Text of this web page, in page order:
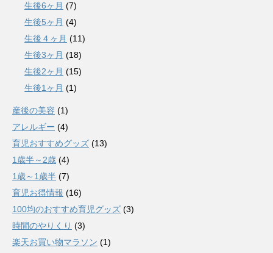
生後6ヶ月 (7)
生後5ヶ月 (4)
生後４ヶ月 (11)
生後3ヶ月 (18)
生後2ヶ月 (15)
生後1ヶ月 (1)
産後の美容 (1)
アレルギー (4)
育児おすすめグッズ (13)
1歳半～2歳 (4)
1歳～1歳半 (7)
育児お得情報 (16)
100均のおすすめ育児グッズ (3)
時間のやりくり (3)
楽天お買い物マラソン (1)